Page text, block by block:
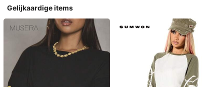
Gelijkaardige items